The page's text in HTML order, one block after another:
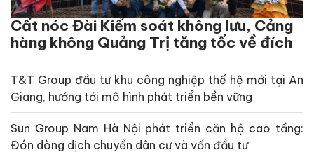
Cất nóc Đài Kiểm soát không lưu, Cảng
hàng không Quảng Trị tăng tốc về đích
T&T Group đầu tư khu công nghiệp thế hệ mới tại An
Giang, hướng tới mô hình phát triển bền vững
Sun Group Nam Hà Nội phát triển căn hộ cao tầng:
Đón dòng dịch chuyển dân cư và vốn đầu tư